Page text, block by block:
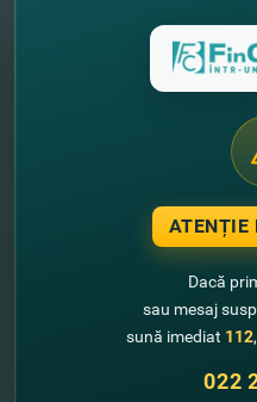
Avantajele
reduceri pentru şoferii
achitarea despăgubirilor
rezolvarea în cele mai
despăgubire.
"FinComBank"
din
ATENȚIE
Dacă
sau mesaj
sună imediat 112
022